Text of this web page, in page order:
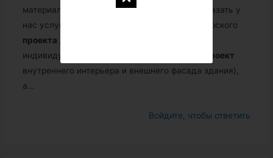
материалов.
Дополнительно вы можете заказать у
нас услуги проектирования (разработка авторского
проекта
индивидуальными пожеланиями — дизайн-
проект
внутреннего интерьера и внешнего фасада здания),
а…
Войдите, чтобы ответить